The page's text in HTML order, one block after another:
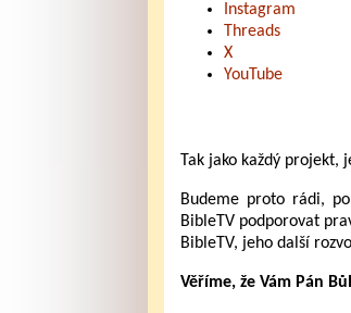
Instagram
Threads
X
YouTube
Tak jako každý projekt,
Budeme proto rádi,
BibleTV podporovat
BibleTV, jeho další
Věříme, že Vám Pán